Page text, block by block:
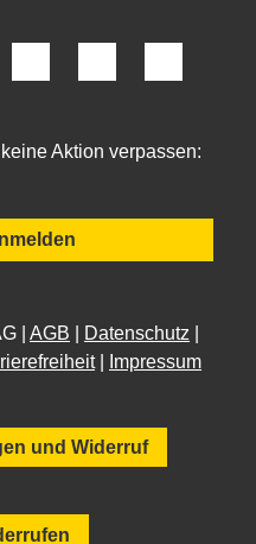
Aktion verpassen:
| AGB Datenschutz
| Impressum
und Widerruf